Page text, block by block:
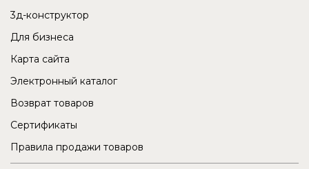
3д-конструктор
Для бизнеса
Карта сайта
Электронный каталог
Возврат товаров
Сертификаты
Правила продажи товаров